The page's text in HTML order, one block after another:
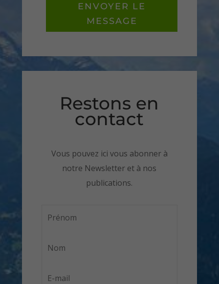
ENVOYER LE
MESSAGE
Restons en
contact
Vous pouvez ici vous abonner à
notre Newsletter et à nos
publications.